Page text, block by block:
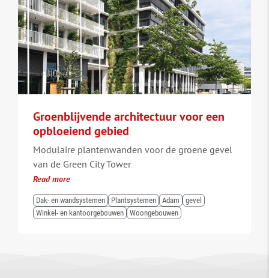
Groenblijvende architectuur voor een
opbloeiend gebied
Modulaire plantenwanden voor de groene gevel
van de Green City Tower
Read more
Dak- en wandsystemen Plantsystemen Adam
gevel
Winkel- en kantoorgebouwen
Woongebouwen